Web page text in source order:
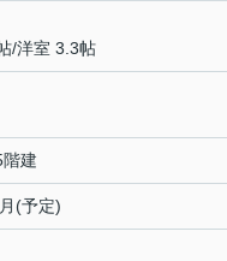
/洋室 3.3帖
建
(予定)